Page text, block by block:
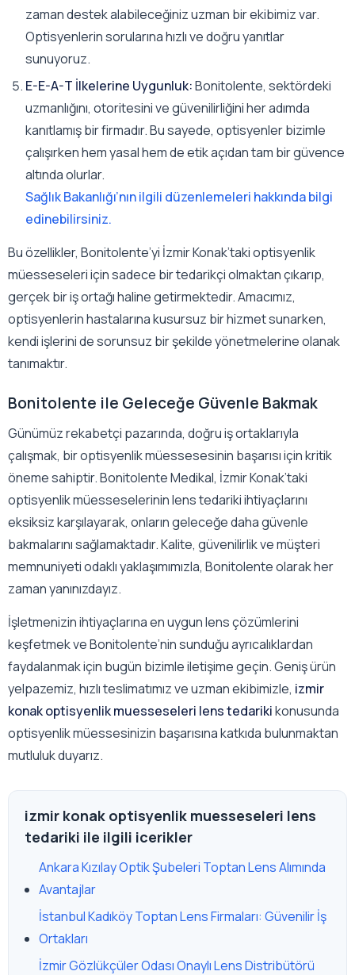
zaman destek alabileceğiniz uzman bir ekibimiz var.
Optisyenlerin sorularına hızlı ve doğru yanıtlar
sunuyoruz.
E-E-A-T İlkelerine Uygunluk:Bonitolente, sektördeki
uzmanlığını, otoritesini ve güvenilirliğini her adımda
kanıtlamış bir firmadır. Bu sayede, optisyenler bizimle
çalışırken hem yasal hem de etik açıdan tam bir güvence
altında olurlar.
Sağlık Bakanlığı’nın ilgili düzenlemeleri hakkında bilgi
edinebilirsiniz.
Bu özellikler, Bonitolente’yi İzmir Konak’taki optisyenlik
müesseseleri için sadece bir tedarikçi olmaktan çıkarıp,
gerçek bir iş ortağı haline getirmektedir. Amacımız,
optisyenlerin hastalarına kusursuz bir hizmet sunarken,
kendi işlerini de sorunsuz bir şekilde yönetmelerine olanak
tanımaktır.
Bonitolente ile Geleceğe Güvenle Bakmak
Günümüz rekabetçi pazarında, doğru iş ortaklarıyla
çalışmak, bir optisyenlik müessesesinin başarısı için kritik
öneme sahiptir. Bonitolente Medikal, İzmir Konak’taki
optisyenlik müesseselerinin lens tedariki ihtiyaçlarını
eksiksiz karşılayarak, onların geleceğe daha güvenle
bakmalarını sağlamaktadır. Kalite, güvenilirlik ve müşteri
memnuniyeti odaklı yaklaşımımızla, Bonitolente olarak her
zaman yanınızdayız.
İşletmenizin ihtiyaçlarına en uygun lens çözümlerini
keşfetmek ve Bonitolente’nin sunduğu ayrıcalıklardan
faydalanmak için bugün bizimle iletişime geçin. Geniş ürün
yelpazemiz, hızlı teslimatımız ve uzman ekibimizle, izmir
konak optisyenlik muesseseleri lens tedarikikonusunda
optisyenlik müessesinizin başarısına katkıda bulunmaktan
mutluluk duyarız.
izmir konak optisyenlik muesseseleri lens
tedariki ile ilgili icerikler
Ankara Kızılay Optik Şubeleri Toptan Lens Alımında
Avantajlar
İstanbul Kadıköy Toptan Lens Firmaları: Güvenilir İş
Ortakları
İzmir Gözlükçüler Odası Onaylı Lens Distribütörü